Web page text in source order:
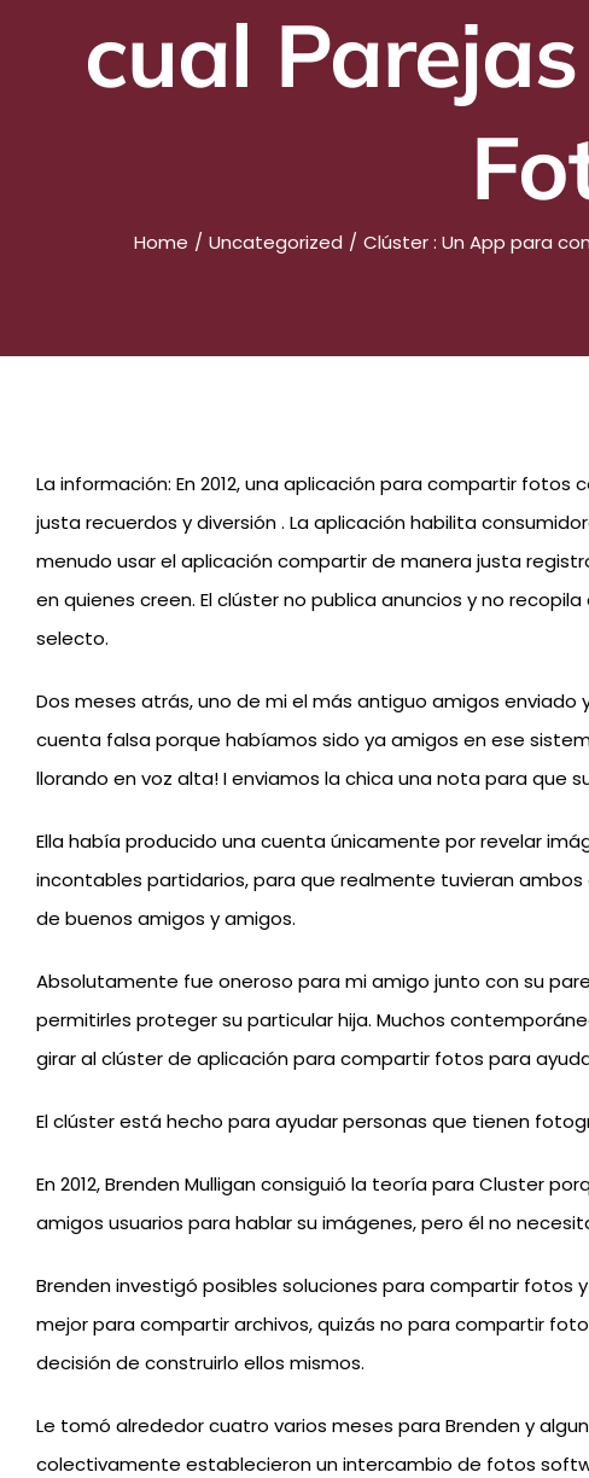
cual
Home Uncategorized Clúster : Un App para
La información: En 2012, una aplicación para compartir
justa recuerdos y diversión . La aplicación habilita
menudo usar el aplicación compartir de manera justa
en quienes creen. El clúster no publica anuncios y no
selecto.
Dos meses atrás, uno de mi el más antiguo amigos
cuenta falsa porque habíamos sido ya amigos en ese
llorando en voz alta! I enviamos la chica una nota para que
Ella había producido una cuenta únicamente por revelar
incontables partidarios, para que realmente tuvieran
de buenos amigos y amigos.
Absolutamente fue oneroso para mi amigo junto con su
permitirles proteger su particular hija. Muchos
girar al clúster de aplicación para compartir fotos para
El clúster está hecho para ayudar personas que tienen
En 2012, Brenden Mulligan consiguió la teoría para Cluster
amigos usuarios para hablar su imágenes, pero él no
Brenden investigó posibles soluciones para compartir fotos
mejor para compartir archivos, quizás no para compartir
decisión de construirlo ellos mismos.
Le tomó alrededor cuatro varios meses para Brenden y
colectivamente establecieron un intercambio de fotos